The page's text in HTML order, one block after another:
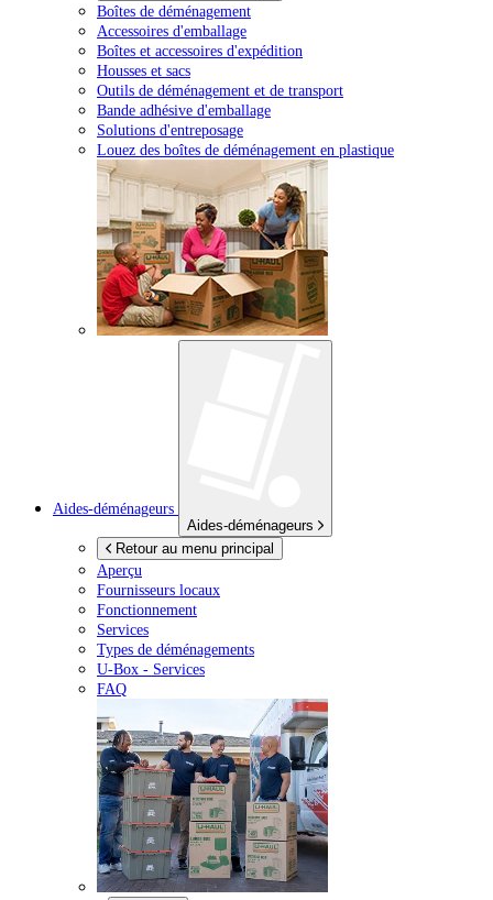
Boîtes de déménagement
Accessoires d'emballage
Boîtes et accessoires d'expédition
Housses et sacs
Outils de déménagement et de transport
Bande adhésive d'emballage
Solutions d'entreposage
Louez des boîtes de déménagement en plastique
Aides-déménageurs
Aides-déménageurs
Retour au menu principal
Aperçu
Fournisseurs locaux
Fonctionnement
Services
Types de déménagements
U-Box - Services
FAQ